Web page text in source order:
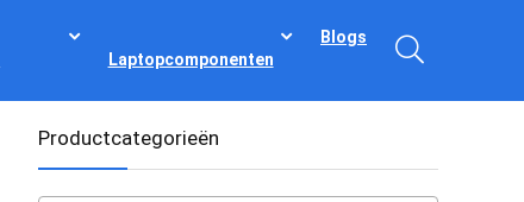
Laptopcomponenten
Blogs
Productcategorieën